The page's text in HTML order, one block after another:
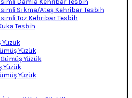
Damla Kehribar Tesbih
Sıkma/Ateş Kehribar Tesbih
Toz Kehribar Tesbih
Tesbih
Yüzük
Yüzük
Yüzük
Yüzük
Yüzük